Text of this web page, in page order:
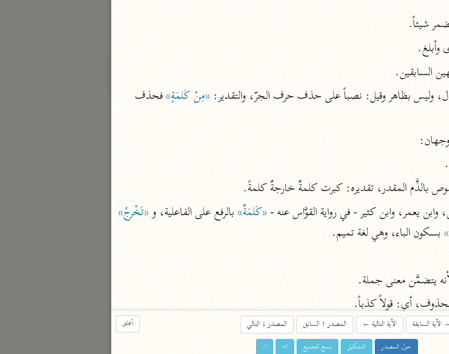
اشترك
راسلنا •تليجرام •تويتر
تعليمات•عن الباحث القرآني
أندرويد
تطوير
رعاية
شيئاً.
وأبلغ.
السابقين.
وليس بظاهر وقيل: نصباً على حذف حرف الجرّ، والتقدير: «مِنْ كَلمَةٍ» فحذف
بالذَّم المقدر، تقديره: كبرت كلمةٌ خارجةٌ كلمةً.
يعمر، وابن كثير - في رواية القوَّاس عنه - «كَلمَةٌ» بالرفع على الفاعلية، و «تَخْرجُ»
بسكون الباء، وهي لغة تميم.
يتضمَّن معنى جملة.
والثاني: هو نعت مصدر محذوف، أي: قولاً كذباً.
أغلق الآية السابقة الآية التالية ← المصدر↑السابق المصدر↓التالي
حول المصدر التشكيل نسخ الجميع ا+ ا-